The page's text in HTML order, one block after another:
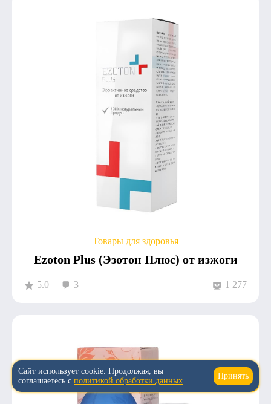
Товары для здоровья
Ezoton Plus (Эзотон Плюс) от изжоги
5.0 3 1 277
↑
Сайт использует cookie. Продолжая, вы
соглашаетесь с политикой обработки данных.
Принять